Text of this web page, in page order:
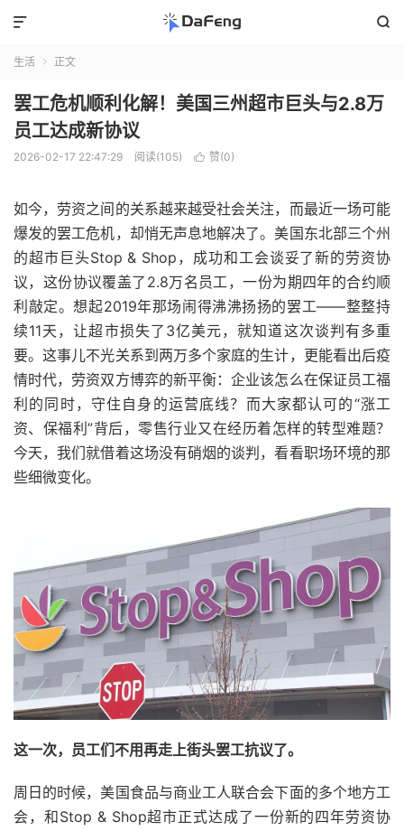


生活  正文
罢工危机顺利化解！美国三州超市巨头与2.8万
员工达成新协议
2026-02-17 22:47:29 阅读(105)  赞(0)
如今，劳资之间的关系越来越受社会关注，而最近一场可能
爆发的罢工危机，却悄无声息地解决了。美国东北部三个州
的超市巨头Stop & Shop，成功和工会谈妥了新的劳资协
议，这份协议覆盖了2.8万名员工，一份为期四年的合约顺
利敲定。想起2019年那场闹得沸沸扬扬的罢工——整整持
续11天，让超市损失了3亿美元，就知道这次谈判有多重
要。这事儿不光关系到两万多个家庭的生计，更能看出后疫
情时代，劳资双方博弈的新平衡：企业该怎么在保证员工福
利的同时，守住自身的运营底线？而大家都认可的“涨工
资、保福利”背后，零售行业又在经历着怎样的转型难题？
今天，我们就借着这场没有硝烟的谈判，看看职场环境的那
些细微变化。
这一次，员工们不用再走上街头罢工抗议了。
周日的时候，美国食品与商业工人联合会下面的多个地方工
会，和Stop & Shop超市正式达成了一份新的四年劳资协